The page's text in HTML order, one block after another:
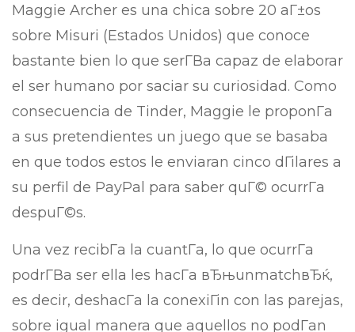
Maggie Archer es una chica sobre 20 aГ±os
sobre Misuri (Estados Unidos) que conoce
bastante bien lo que serГ­В­a capaz de elaborar
el ser humano por saciar su curiosidad. Como
consecuencia de Tinder, Maggie le proponГ­a
a sus pretendientes un juego que se basaba
en que todos estos le enviaran cinco dГіlares a
su perfil de PayPal para saber quГ© ocurrГ­a
despuГ©s.
Una vez recibГ­a la cuantГ­a, lo que ocurrГ­a
podrГ­В­a ser ella les hacГ­a вЂњunmatchвЂќ,
es decir, deshacГ­a la conexiГіn con las parejas,
sobre igual manera que aquellos no podГ­an